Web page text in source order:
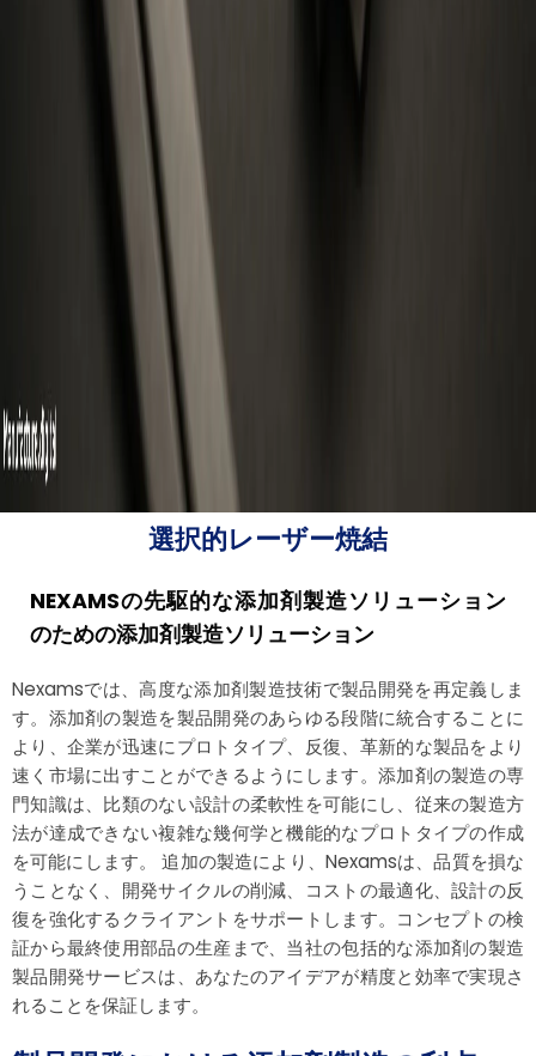
選択的レーザー焼結
NEXAMSの先駆的な添加剤製造ソリューション
のための添加剤製造ソリューション
Nexamsでは、高度な添加剤製造技術で製品開発を再定義しま
す。添加剤の製造を製品開発のあらゆる段階に統合することに
より、企業が迅速にプロトタイプ、反復、革新的な製品をより
速く市場に出すことができるようにします。添加剤の製造の専
門知識は、比類のない設計の柔軟性を可能にし、従来の製造方
法が達成できない複雑な幾何学と機能的なプロトタイプの作成
を可能にします。 追加の製造により、Nexamsは、品質を損な
うことなく、開発サイクルの削減、コストの最適化、設計の反
復を強化するクライアントをサポートします。コンセプトの検
証から最終使用部品の生産まで、当社の包括的な添加剤の製造
製品開発サービスは、あなたのアイデアが精度と効率で実現さ
れることを保証します。